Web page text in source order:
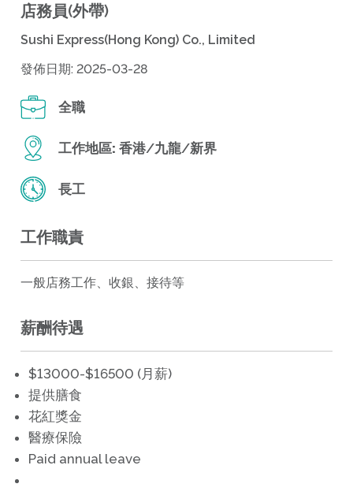
店務員(外帶)
Sushi Express(Hong Kong) Co., Limited
發佈日期: 2025-03-28
全職
工作地區: 香港/九龍/新界
長工
工作職責
一般店務工作、收銀、接待等
薪酬待遇
$13000-$16500 (月薪)
提供膳食
花紅獎金
醫療保險
Paid annual leave